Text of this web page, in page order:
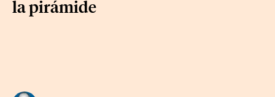
la pirámide